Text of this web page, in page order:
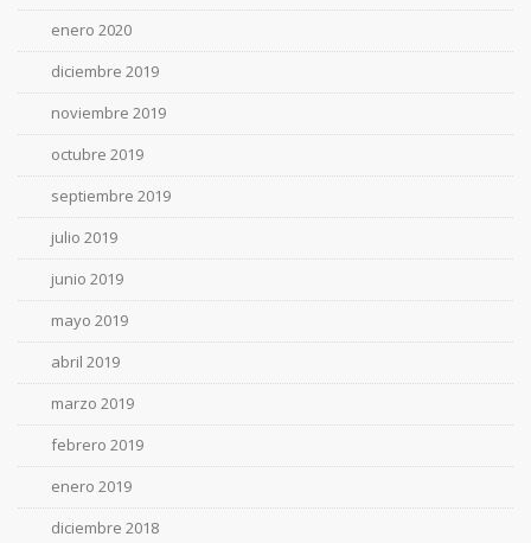
enero 2020
diciembre 2019
noviembre 2019
octubre 2019
septiembre 2019
julio 2019
junio 2019
mayo 2019
abril 2019
marzo 2019
febrero 2019
enero 2019
diciembre 2018